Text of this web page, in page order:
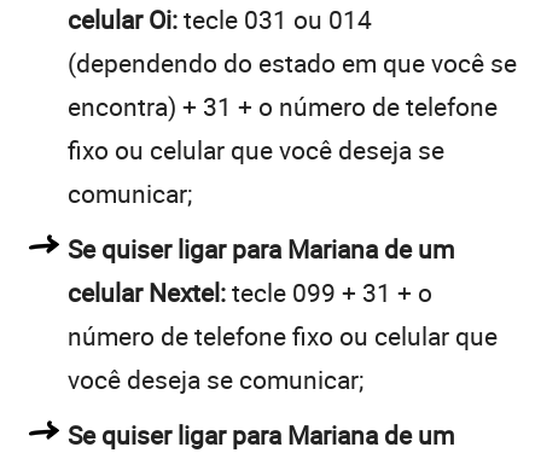
celular Oi:tecle 031 ou 014
(dependendo do estado em que você se
encontra) + 31 + o número de telefone
fixo ou celular que você deseja se
comunicar;
Se quiser ligar para Mariana de um
celular Nextel:tecle 099 + 31 + o
número de telefone fixo ou celular que
você deseja se comunicar;
Se quiser ligar para Mariana de um